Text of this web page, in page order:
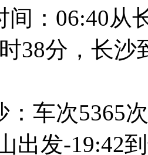
间：06:40从
38分，长
：车次5365
出发-19:42